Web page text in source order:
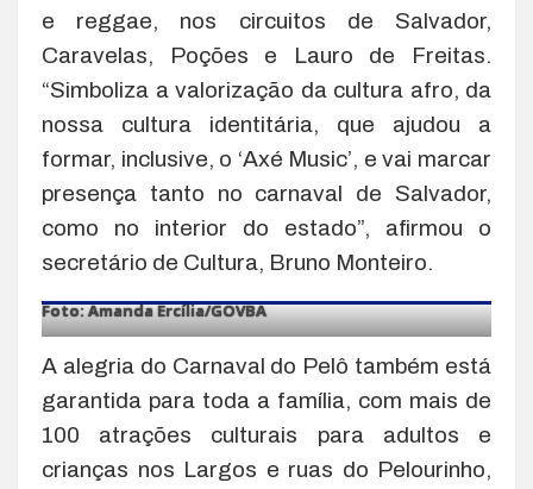
e reggae, nos circuitos de Salvador,
Caravelas, Poções e Lauro de Freitas.
“Simboliza a valorização da cultura afro, da
nossa cultura identitária, que ajudou a
formar, inclusive, o ‘Axé Music’, e vai marcar
presença tanto no carnaval de Salvador,
como no interior do estado”, afirmou o
secretário de Cultura, Bruno Monteiro.
Foto: Amanda Ercília/GOVBA
A alegria do Carnaval do Pelô também está
garantida para toda a família, com mais de
100 atrações culturais para adultos e
crianças nos Largos e ruas do Pelourinho,